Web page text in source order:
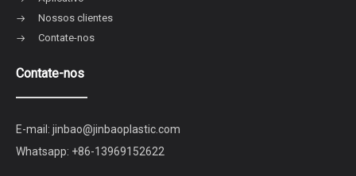
Nossos clientes
Contate-nos
Contate-nos
E-mail: jinbao@jinbaoplastic.com
Whatsapp: +86-13969152622